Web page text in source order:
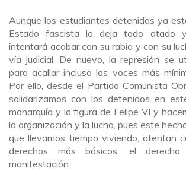
Aunque los estudiantes detenidos ya
Estado fascista lo deja todo atado
intentará acabar con su rabia y con su
vía judicial. De nuevo, la represión se
para acallar incluso las voces más
Por ello, desde el Partido Comunista
solidarizamos con los detenidos en
monarquía y la figura de Felipe VI y
la organización y la lucha, pues este
que llevamos tiempo viviendo, atentan
derechos más básicos, el
manifestación.